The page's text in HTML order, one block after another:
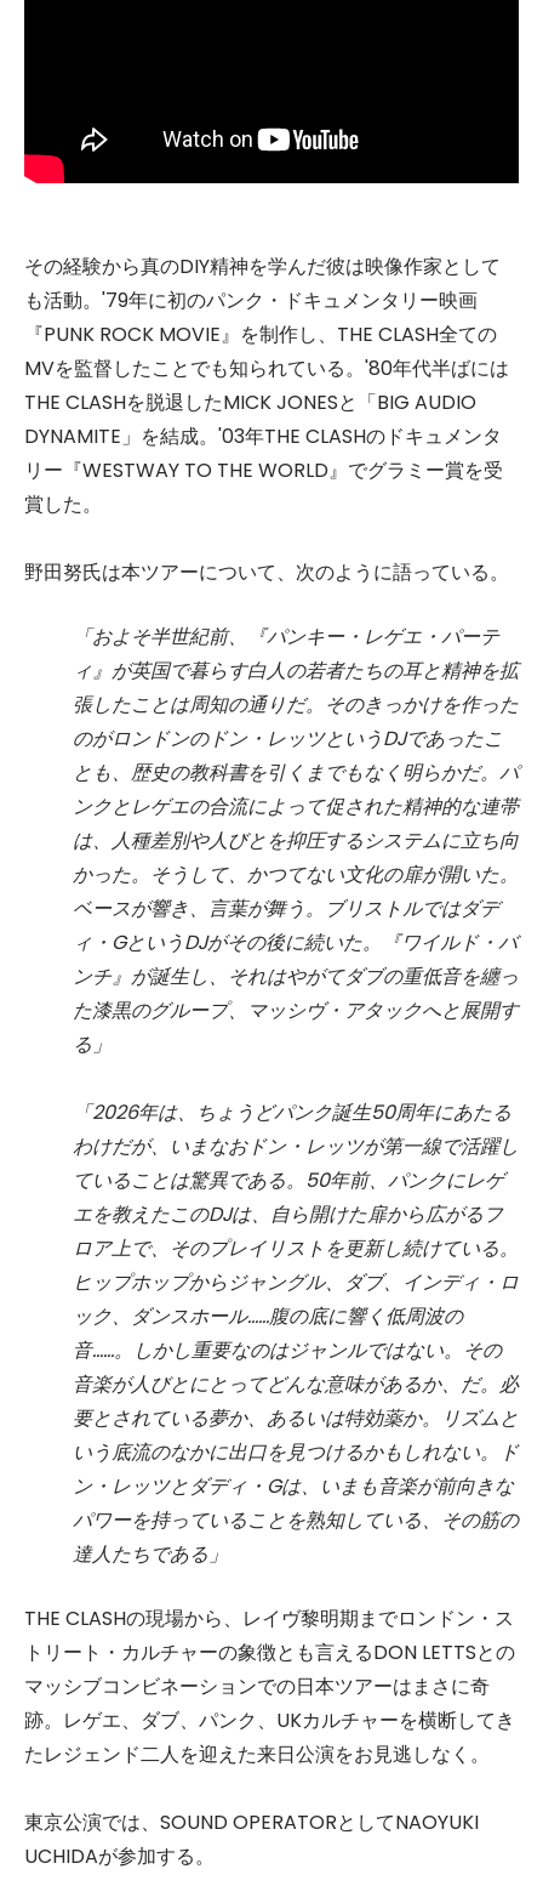
その経験から真のDIY精神を学んだ彼は映像作家として
も活動。'79年に初のパンク・ドキュメンタリー映画
『PUNK ROCK MOVIE』を制作し、THE CLASH全ての
MVを監督したことでも知られている。'80年代半ばには
THE CLASHを脱退したMICK JONESと「BIG AUDIO
DYNAMITE」を結成。'03年THE CLASHのドキュメンタ
リー『WESTWAY TO THE WORLD』でグラミー賞を受
賞した。
野田努氏は本ツアーについて、次のように語っている。
「およそ半世紀前、『パンキー・レゲエ・パーテ
ィ』が英国で暮らす白人の若者たちの耳と精神を拡
張したことは周知の通りだ。そのきっかけを作った
のがロンドンのドン・レッツというDJであったこ
とも、歴史の教科書を引くまでもなく明らかだ。パ
ンクとレゲエの合流によって促された精神的な連帯
は、人種差別や人びとを抑圧するシステムに立ち向
かった。そうして、かつてない文化の扉が開いた。
ベースが響き、言葉が舞う。ブリストルではダデ
ィ・GというDJがその後に続いた。『ワイルド・バ
ンチ』が誕生し、それはやがてダブの重低音を纏っ
た漆黒のグループ、マッシヴ・アタックへと展開す
る」
「2026年は、ちょうどパンク誕生50周年にあたる
わけだが、いまなおドン・レッツが第一線で活躍し
ていることは驚異である。50年前、パンクにレゲ
エを教えたこのDJは、自ら開けた扉から広がるフ
ロア上で、そのプレイリストを更新し続けている。
ヒップホップからジャングル、ダブ、インディ・ロ
ック、ダンスホール……腹の底に響く低周波の
音……。しかし重要なのはジャンルではない。その
音楽が人びとにとってどんな意味があるか、だ。必
要とされている夢か、あるいは特効薬か。リズムと
いう底流のなかに出口を見つけるかもしれない。ド
ン・レッツとダディ・Gは、いまも音楽が前向きな
パワーを持っていることを熟知している、その筋の
達人たちである」
THE CLASHの現場から、レイヴ黎明期までロンドン・ス
トリート・カルチャーの象徴とも言えるDON LETTSとの
マッシブコンビネーションでの日本ツアーはまさに奇
跡。レゲエ、ダブ、パンク、UKカルチャーを横断してき
たレジェンド二人を迎えた来日公演をお見逃しなく。
東京公演では、SOUND OPERATORとしてNAOYUKI
UCHIDAが参加する。